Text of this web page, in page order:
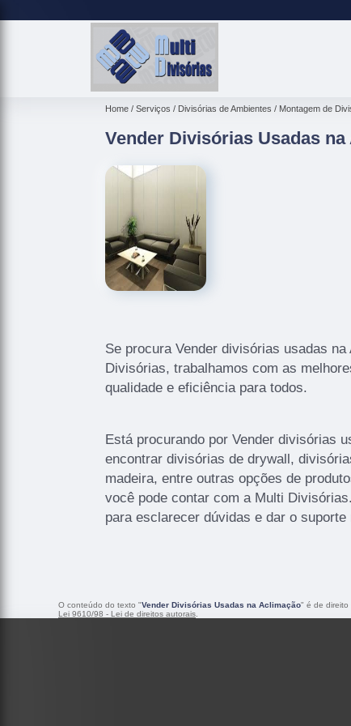
Home Serviços Divisórias de Ambientes Montagem de
Vender Divisórias Usadas
Se procura Vender divisórias usadas
Divisórias, trabalhamos com as
qualidade e eficiência para todos.
Está procurando por Vender divisórias
encontrar divisórias de drywall,
madeira, entre outras opções de
você pode contar com a Multi
para esclarecer dúvidas e dar o
O conteúdo do texto "Vender Divisórias Usadas na Aclimação" é de direito
Lei 9610/98 - Lei de direitos autorais